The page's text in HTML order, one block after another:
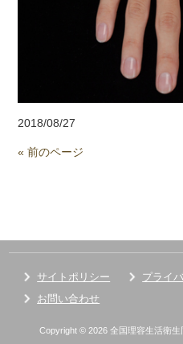
2018/08/27
« 前のページ
サイトポリシー プライ
お問い合わせ
Copyright © 2026 全国理容生活衛生